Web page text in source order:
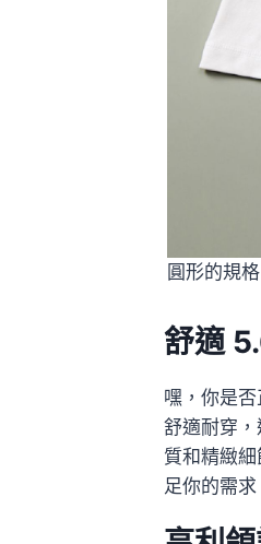
圓形的規
舒適
嘿，你是
舒適耐穿
質和精緻
足你的需